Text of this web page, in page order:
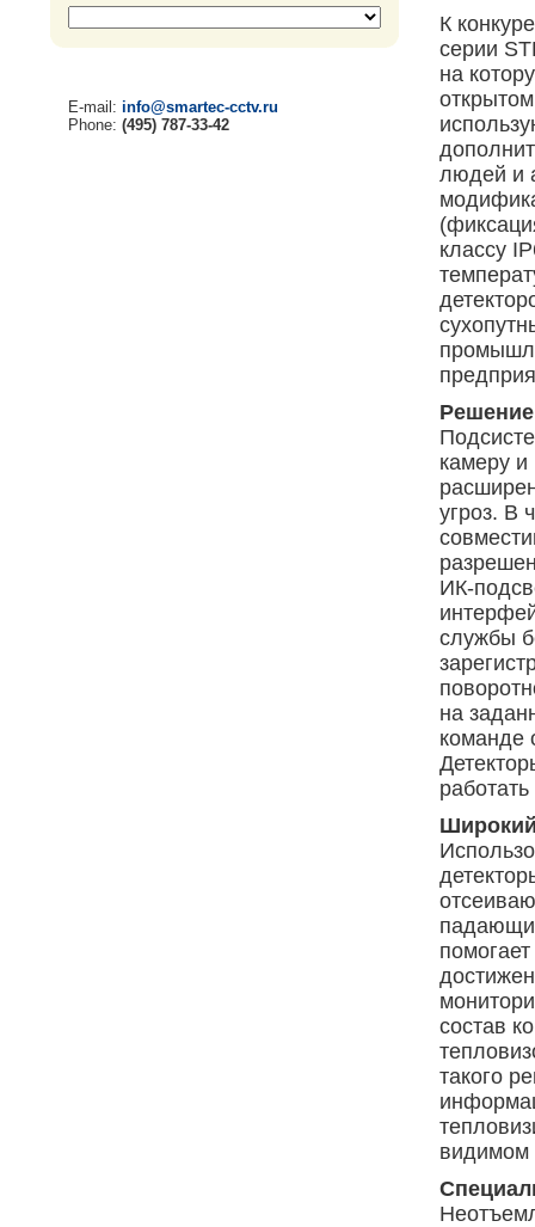
E-mail: info@smartec-cctv.ru
Phone: (495) 787-33-42
К
серии
на
людей и
классу
камеру
угроз. В
ИК-
службы
на
команде
состав
такого
видимом